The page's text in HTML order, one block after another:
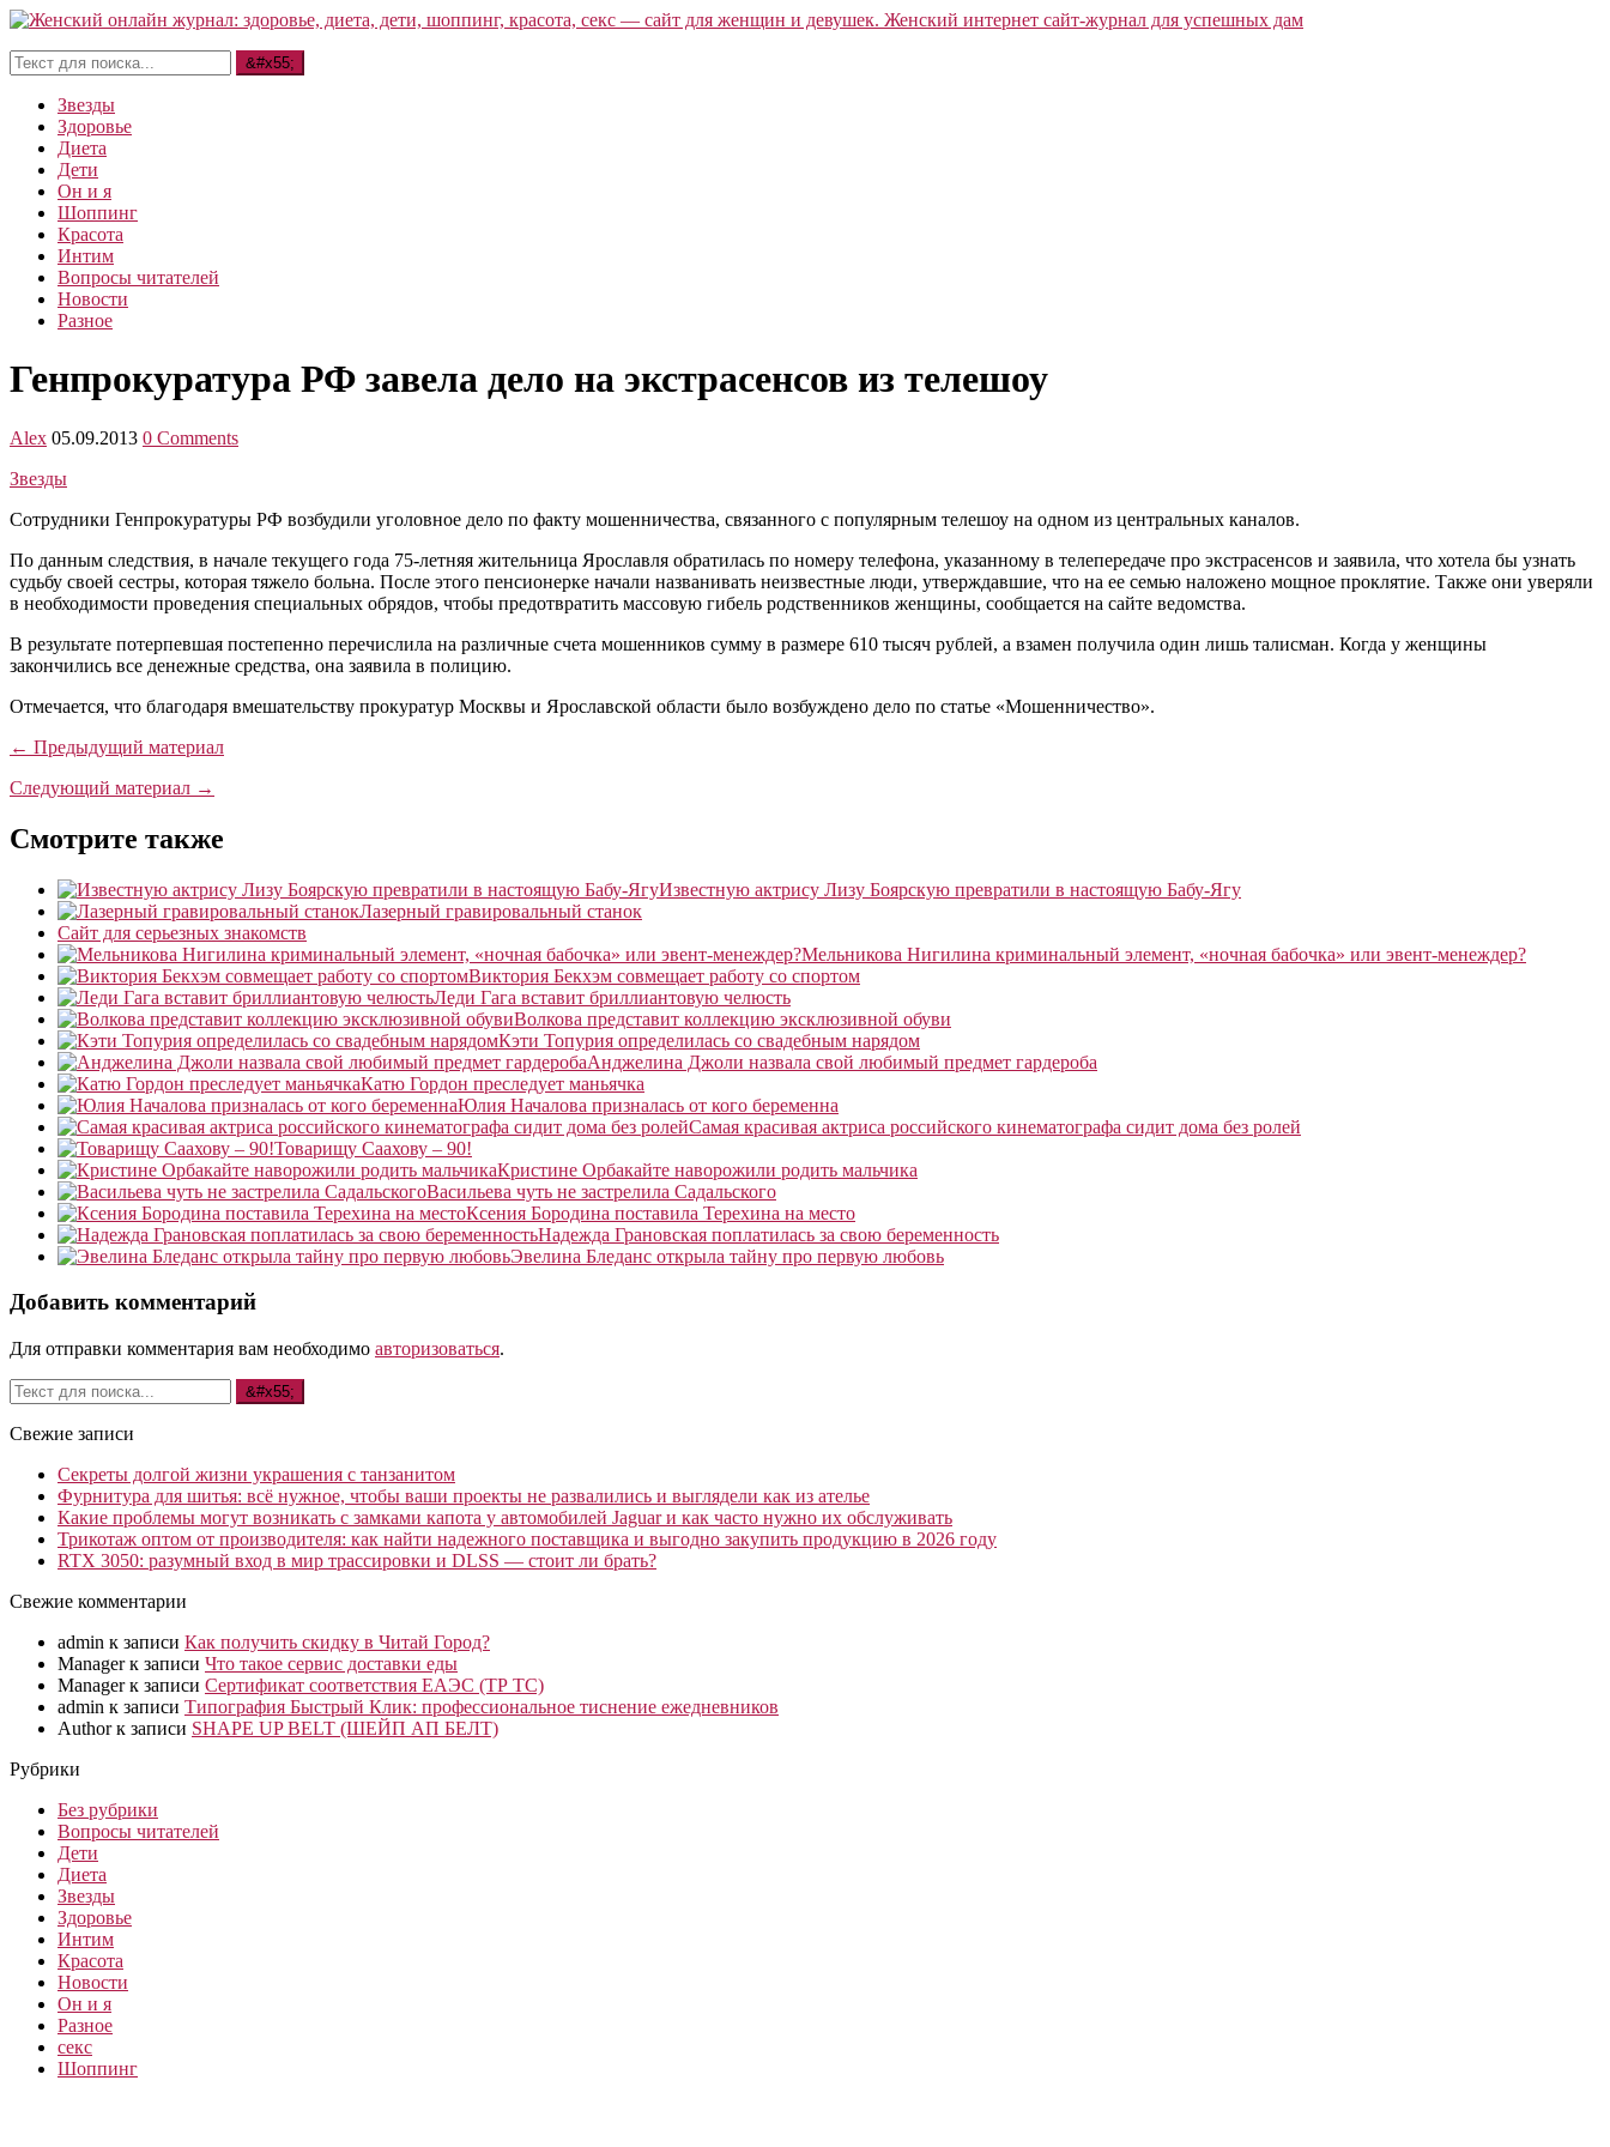
Звезды
Здоровье
Диета
Дети
Он и я
Шоппинг
Красота
Интим
Вопросы читателей
Новости
Разное
Генпрокуратура РФ завела дело на экстрасенсов из телешоу
Alex 05.09.2013 0 Comments
Звезды
Сотрудники Генпрокуратуры РФ возбудили уголовное дело по факту мошенничества, связанного с популярным телешоу на одном из центральных каналов.
По данным следствия, в начале текущего года 75-летняя жительница Ярославля обратилась по номеру телефона, указанному в телепередаче про экстрасенсов и заявила, что хотела бы узнать
судьбу своей сестры, которая тяжело больна. После этого пенсионерке начали названивать неизвестные люди, утверждавшие, что на ее семью наложено мощное проклятие. Также они уверяли
в необходимости проведения специальных обрядов, чтобы предотвратить массовую гибель родственников женщины, сообщается на сайте ведомства.
В результате потерпевшая постепенно перечислила на различные счета мошенников сумму в размере 610 тысяч рублей, а взамен получила один лишь талисман. Когда у женщины
закончились все денежные средства, она заявила в полицию.
Отмечается, что благодаря вмешательству прокуратур Москвы и Ярославской области было возбуждено дело по статье «Мошенничество».
← Предыдущий материал
Следующий материал →
Смотрите также
Известную актрису Лизу Боярскую превратили в настоящую Бабу-Ягу
Лазерный гравировальный станок
Сайт для серьезных знакомств
Мельникова Нигилина криминальный элемент, «ночная бабочка» или эвент-менеждер?
Виктория Бекхэм совмещает работу со спортом
Леди Гага вставит бриллиантовую челюсть
Волкова представит коллекцию эксклюзивной обуви
Кэти Топурия определилась со свадебным нарядом
Анджелина Джоли назвала свой любимый предмет гардероба
Катю Гордон преследует маньячка
Юлия Началова призналась от кого беременна
Самая красивая актриса российского кинематографа сидит дома без ролей
Товарищу Саахову – 90!
Кристине Орбакайте наворожили родить мальчика
Васильева чуть не застрелила Садальского
Ксения Бородина поставила Терехина на место
Надежда Грановская поплатилась за свою беременность
Эвелина Бледанс открыла тайну про первую любовь
Добавить комментарий
Для отправки комментария вам необходимо авторизоваться.
Свежие записи
Секреты долгой жизни украшения с танзанитом
Фурнитура для шитья: всё нужное, чтобы ваши проекты не развалились и выглядели как из ателье
Какие проблемы могут возникать с замками капота у автомобилей Jaguar и как часто нужно их обслуживать
Трикотаж оптом от производителя: как найти надежного поставщика и выгодно закупить продукцию в 2026 году
RTX 3050: разумный вход в мир трассировки и DLSS — стоит ли брать?
Свежие комментарии
admin к записи Как получить скидку в Читай Город?
Managerк записи Что такое сервис доставки еды
Managerк записи Сертификат соответствия ЕАЭС (ТР ТС)
admin к записи Типография Быстрый Клик: профессиональное тиснение ежедневников
Authorк записи SHAPE UP BELT (ШЕЙП АП БЕЛТ)
Рубрики
Без рубрики
Вопросы читателей
Дети
Диета
Звезды
Здоровье
Интим
Красота
Новости
Он и я
Разное
секс
Шоппинг